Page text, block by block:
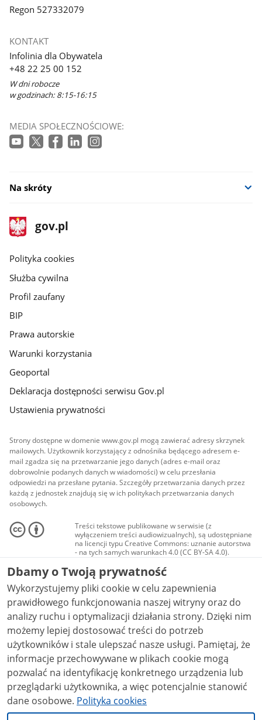
Regon 527332079
KONTAKT
Infolinia dla Obywatela
+48 22 25 00 152
W dni robocze
w godzinach: 8:15-16:15
MEDIA SPOŁECZNOŚCIOWE:
Na skróty
stopka
gov.pl
Strona
gov.pl
gov.pl
Polityka cookies
Służba cywilna
Profil zaufany
BIP
Prawa autorskie
Warunki korzystania
Geoportal
Deklaracja dostępności serwisu Gov.pl
Ustawienia prywatności
Strony dostępne w domenie www.gov.pl mogą zawierać adresy skrzynek
mailowych. Użytkownik korzystający z odnośnika będącego adresem e-
mail zgadza się na przetwarzanie jego danych (adres e-mail oraz
dobrowolnie podanych danych w wiadomości) w celu przesłania
odpowiedzi na przesłane pytania. Szczegóły przetwarzania danych przez
każdą z jednostek znajdują się w ich politykach przetwarzania danych
osobowych.
Treści tekstowe publikowane w serwisie (z
wyłączeniem treści audiowizualnych), są udostępniane
na licencji typu Creative Commons: uznanie autorstwa
- na tych samych warunkach 4.0 (CC BY-SA 4.0).
Materiały audiowizualne, w tym zdjęcia, materiały
audio i wideo, są udostępniane na licencji typu
Creative Commons: uznanie autorstwa użycie
niekomercyjne - bez utworów zależnych 4.0 (CC BY-
NC-ND 4.0), o ile nie jest to stwierdzone inaczej.
Dbamy o Twoją prywatność
Wykorzystujemy pliki cookie w celu zapewnienia
prawidłowego funkcjonowania naszej witryny oraz do
analizy ruchu i optymalizacji działania strony. Dzięki nim
możemy lepiej dostosować treści do potrzeb
użytkowników i stale ulepszać nasze usługi. Pamiętaj, że
informacje przechowywane w plikach cookie mogą
pozwalać na identyfikację konkretnego urządzenia lub
przeglądarki użytkownika, a więc potencjalnie stanowić
dane osobowe. Polityka cookies